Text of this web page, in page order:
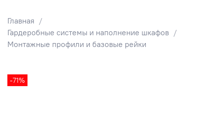
Главная
Гардеробные системы и наполнение шкафов
Монтажные профили и базовые рейки
-71%